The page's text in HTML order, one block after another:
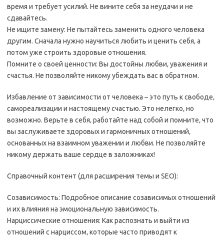
время и требует усилий. Не вините себя за неудачи и не
сдавайтесь.
Не ищите замену: Не пытайтесь заменить одного человека
другим. Сначала нужно научиться любить и ценить себя‚ а
потом уже строить здоровые отношения.
Помните о своей ценности: Вы достойны любви‚ уважения и
счастья. Не позволяйте никому убеждать вас в обратном.
Избавление от зависимости от человека – это путь к свободе‚
самореализации и настоящему счастью. Это нелегко‚ но
возможно. Верьте в себя‚ работайте над собой и помните‚ что
вы заслуживаете здоровых и гармоничных отношений‚
основанных на взаимном уважении и любви. Не позволяйте
никому держать ваше сердце в заложниках!
Справочный контент (для расширения темы и SEO):
Созависимость: Подробное описание созависимых отношений
и их влияния на эмоциональную зависимость.
Нарциссические отношения: Как распознать и выйти из
отношений с нарциссом‚ которые часто приводят к